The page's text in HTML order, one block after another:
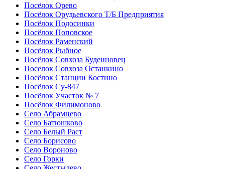
Посёлок Орево
Посёлок Орудьевского Т/Б Предприятия
Посёлок Подосинки
Посёлок Поповское
Посёлок Раменский
Посёлок Рыбное
Посёлок Совхоза Буденновец
Поселок Совхоза Останкино
Посёлок Станции Костино
Посёлок Су-847
Посёлок Участок № 7
Посёлок Филимоново
Село Абрамцево
Село Батюшково
Село Белый Раст
Село Борисово
Село Вороново
Село Горки